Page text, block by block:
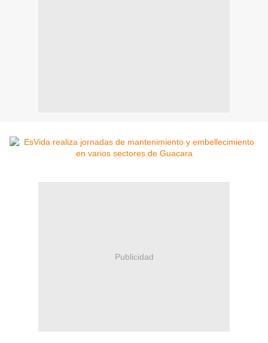
Publicidad